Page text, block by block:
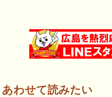
あわせて読みたい